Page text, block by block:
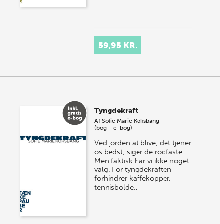
59,95 KR.
Tyngdekraft
AfSofie Marie Koksbang
(bog + e-bog)
Ved jorden at blive, det tjener
os bedst, siger de rodfaste.
Men faktisk har vi ikke noget
valg. For tyngdekraften
forhindrer kaffekopper,
tennisbolde…